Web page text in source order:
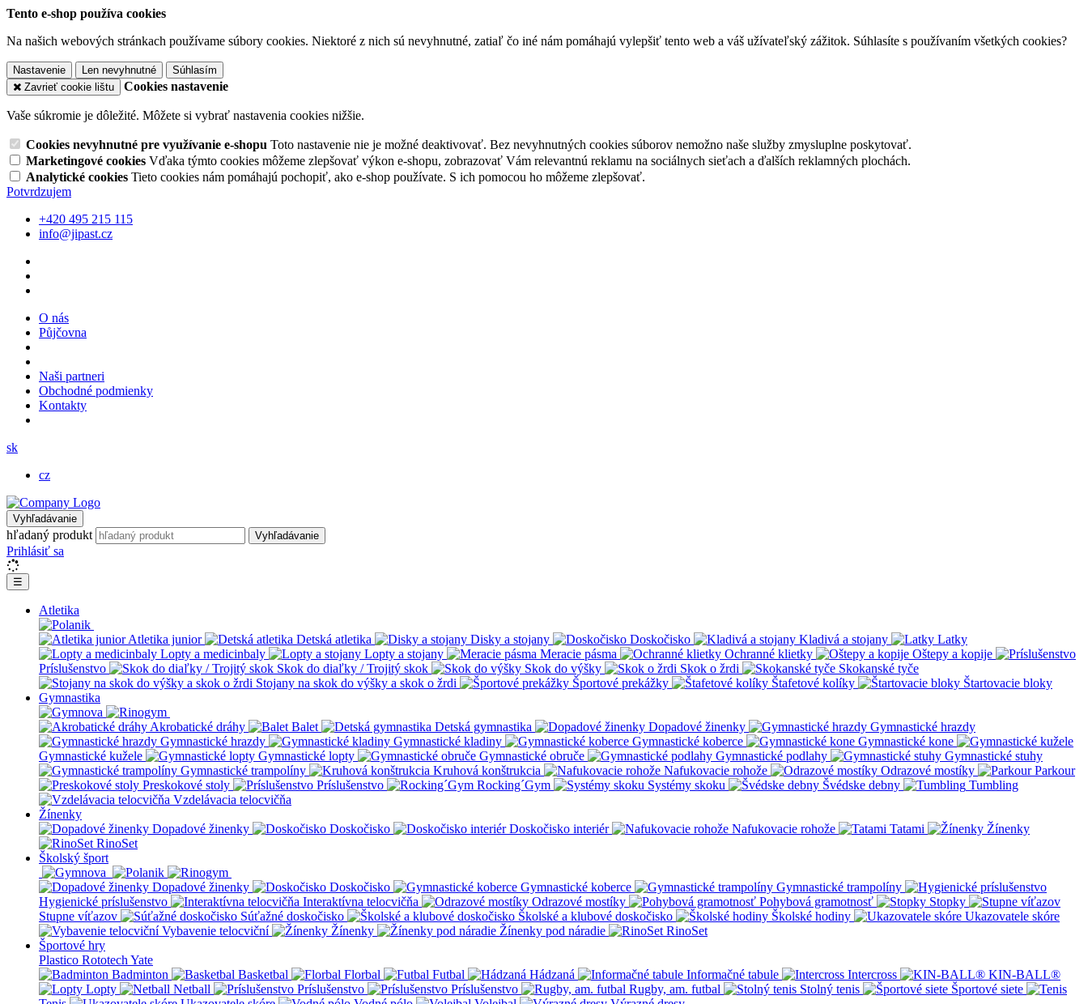
Tento e-shop používa cookies
Na našich webových stránkach používame súbory cookies. Niektoré z nich sú nevyhnutné, zatiaľ čo iné nám pomáhajú vylepšiť tento web a váš užívateľský zážitok. Súhlasíte s používaním všetkých cookies?
Nastavenie Len nevyhnutné
Súhlasím
Zavrieť cookie lištu
Cookies nastavenie
Vaše súkromie je dôležité. Môžete si vybrať nastavenia cookies nižšie.
Cookies nevyhnutné pre využívanie e-shopu Toto nastavenie nie je možné deaktivovať. Bez nevyhnutných cookies súborov nemožno naše služby zmysluplne poskytovať.
Marketingové cookies Vďaka týmto cookies môžeme zlepšovať výkon e-shopu, zobrazovať Vám relevantnú reklamu na sociálnych sieťach a ďalších reklamných plochách.
Analytické cookies Tieto cookies nám pomáhajú pochopiť, ako e-shop používate. S ich pomocou ho môžeme zlepšovať.
Potvrdzujem
+420 495 215 115
info@jipast.cz
O nás
Půjčovna
Naši partneri
Obchodné podmienky
Kontakty
sk
cz
Vyhľadávanie
hľadaný produkt Vyhľadávanie
Prihlásiť sa
☰
Atletika
Atletika junior Detská atletika Disky a stojany Doskočisko Kladivá a stojany
Latky
Lopty a medicinbaly
Lopty a stojany Meracie pásma Ochranné klietky
Oštepy a kopije
Príslušenstvo
Skok do diaľky / Trojitý skok Skok do výšky Skok o žrdi
Skokanské tyče
Stojany na skok do výšky a skok o žrdi
Športové prekážky Štafetové kolíky
Štartovacie bloky
Gymnastika
Akrobatické dráhy Balet Detská gymnastika Dopadové žinenky
Gymnastické hrazdy
Gymnastické hrazdy
Gymnastické kladiny Gymnastické koberce
Gymnastické kone
Gymnastické kužele
Gymnastické lopty Gymnastické obruče Gymnastické podlahy
Gymnastické stuhy
Gymnastické trampolíny
Kruhová konštrukcia Nafukovacie rohože Odrazové mostíky
Parkour
Preskokové stoly
Príslušenstvo Rocking´Gym Systémy skoku Švédske debny
Tumbling
Vzdelávacia telocvičňa
Žínenky
Dopadové žinenky
Doskočisko Doskočisko interiér Nafukovacie rohože Tatami
Žínenky
RinoSet
Školský šport
Dopadové žinenky Doskočisko Gymnastické koberce
Gymnastické trampolíny
Hygienické príslušenstvo
Interaktívna telocvičňa Odrazové mostíky Pohybová gramotnosť
Stopky
Stupne víťazov
Súťažné doskočisko Školské a klubové doskočisko Školské hodiny
Ukazovatele skóre
Vybavenie telocviční
Žínenky Žínenky pod náradie
RinoSet
Športové hry
Plastico Rototech Yate
Badminton
Basketbal Florbal Futbal Hádzaná Informačné tabule Intercross
KIN-BALL®
Lopty
Netball Príslušenstvo Príslušenstvo Rugby, am. futbal Stolný tenis
Športové siete